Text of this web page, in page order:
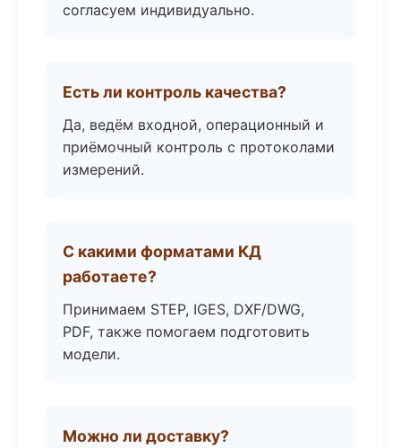
согласуем индивидуально.
Есть ли контроль качества?
Да, ведём входной, операционный и
приёмочный контроль с протоколами
измерений.
С какими форматами КД
работаете?
Принимаем STEP, IGES, DXF/DWG,
PDF, также помогаем подготовить
модели.
Можно ли доставку?